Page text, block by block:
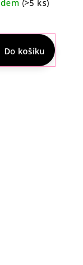
(>5 ks)
Do košíku